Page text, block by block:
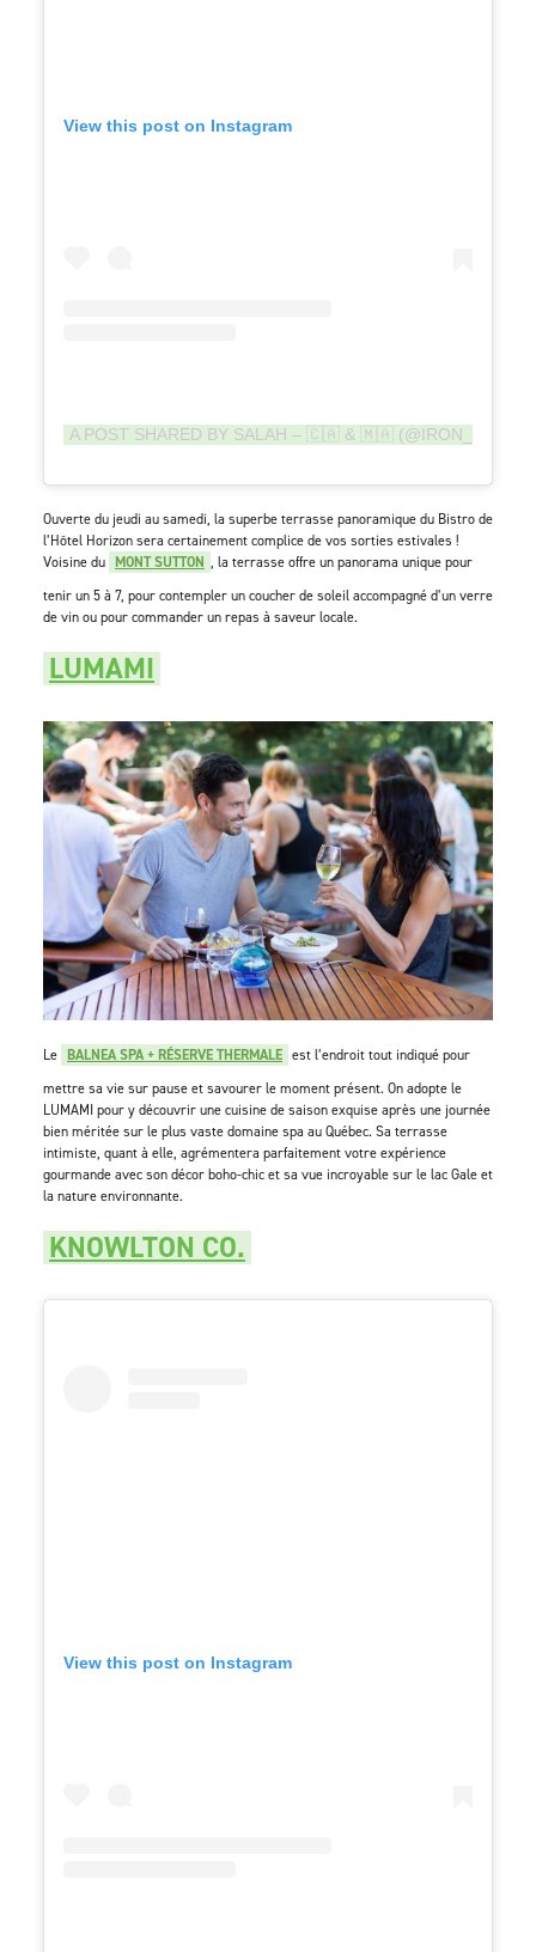
View this post on Instagram
A POST SHARED BY SALAH – 🇨🇦 & 🇲🇦 (@IRON_SALAH)
Ouverte du jeudi au samedi, la superbe terrasse panoramique du Bistro de
l’Hôtel Horizon sera certainement complice de vos sorties estivales !
Voisine du MONT SUTTON , la terrasse offre un panorama unique pour
tenir un 5 à 7, pour contempler un coucher de soleil accompagné d’un verre
de vin ou pour commander un repas à saveur locale.
LUMAMI
Le BALNEA SPA + RÉSERVE THERMALE est l’endroit tout indiqué pour
mettre sa vie sur pause et savourer le moment présent. On adopte le
LUMAMI pour y découvrir une cuisine de saison exquise après une journée
bien méritée sur le plus vaste domaine spa au Québec. Sa terrasse
intimiste, quant à elle, agrémentera parfaitement votre expérience
gourmande avec son décor boho-chic et sa vue incroyable sur le lac Gale et
la nature environnante.
KNOWLTON CO.
View this post on Instagram